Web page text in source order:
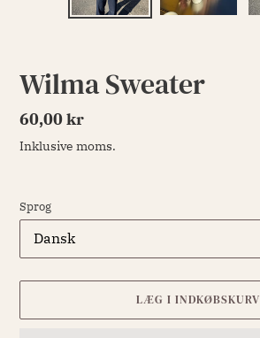
Wilma Sweater
Normalpris
60,00 kr
Inklusive moms.
Sprog
LÆG I INDKØBSKURV